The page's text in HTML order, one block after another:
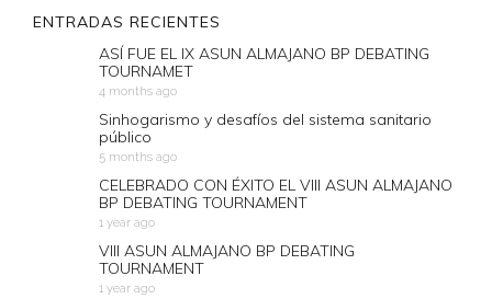
ENTRADAS RECIENTES
ASÍ FUE EL IX ASUN ALMAJANO BP DEBATING
TOURNAMET
4 months ago
Sinhogarismo y desafíos del sistema sanitario
público
5 months ago
CELEBRADO CON ÉXITO EL VIII ASUN ALMAJANO
BP DEBATING TOURNAMENT
1 year ago
VIII ASUN ALMAJANO BP DEBATING
TOURNAMENT
1 year ago